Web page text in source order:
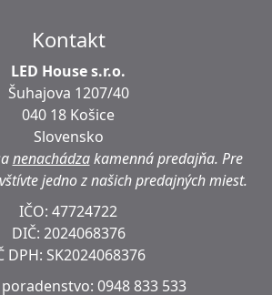
Kontakt
LED House s.r.o.
Šuhajova 1207/40
040 18 Košice
Slovensko
nenachádzakamenná predajňa. Pre
jedno z našich predajných miest.
IČO: 47724722
DIČ: 2024068376
DPH: SK2024068376
0948 833 533